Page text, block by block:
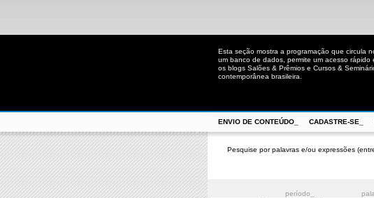
Esta seção mostra a programação que circula
um banco de dados, permite um acesso rápido
os blogs Salões & Prêmios e Cursos &
contemporânea brasileira.
ENVIO DE CONTEÚDO_ CADASTRE-SE_
Pesquise por palavras e/ou expressões
período_